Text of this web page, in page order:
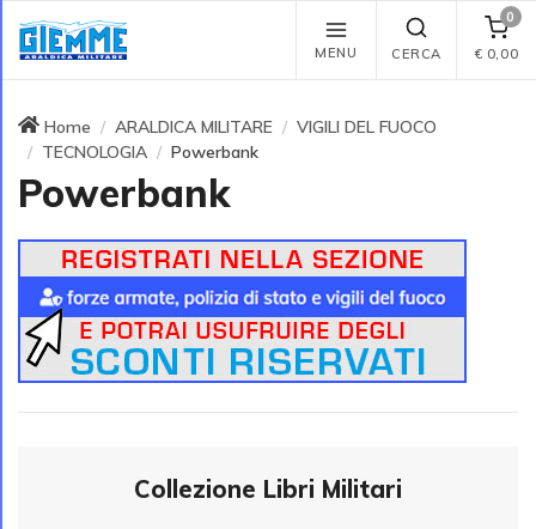
MENU CERCA
0
€ 0,00
Home ARALDICA MILITARE
VIGILI DEL FUOCO
TECNOLOGIA
Powerbank
Powerbank
Collezione Libri Militari